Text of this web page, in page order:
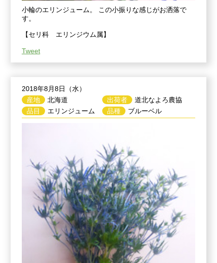
小輪のエリンジューム。 この小振りな感じがお洒落で
す。
【セリ科 エリンジウム属】
Tweet
2018年8月8日（水）
産地
北海道
品目
エリンジューム
出荷者
道北なよろ農協
品種
ブルーベル